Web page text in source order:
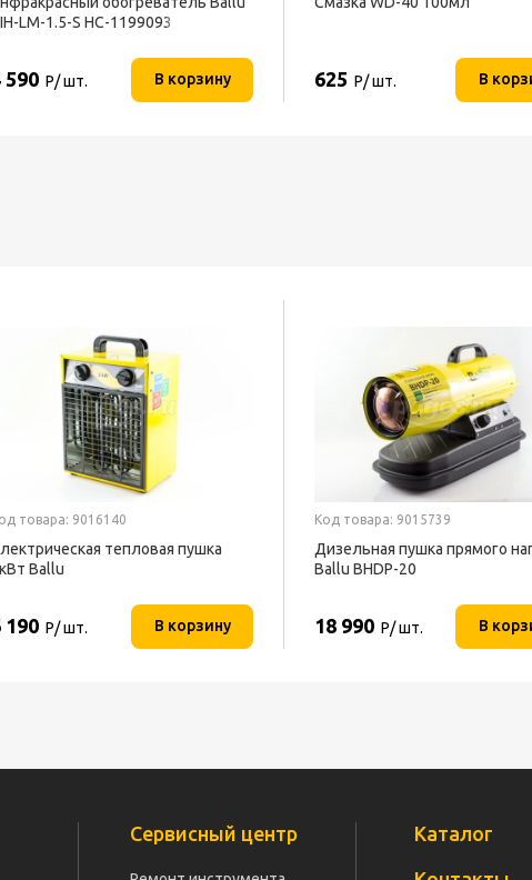
LM-1.5-S НС-1199093
590 Р/ шт. В корзину 625 Р/ шт. В
товара: 9016140
тепловая пушка
Ballu
190 Р/ шт. В корзину
Код товара: 9015739
Дизельная пушка прямого
Ballu BHDP-20
18 990 Р/ шт. В
Сервисный центр Каталог